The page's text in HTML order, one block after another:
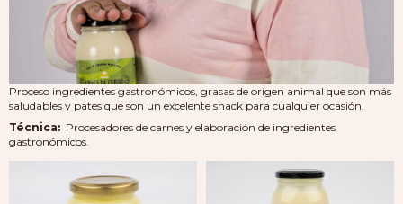
Proceso ingredientes gastronómicos, grasas de origen animal que son más
saludables y pates que son un excelente snack para cualquier ocasión.
Técnica: Procesadores de carnes y elaboración de ingredientes
gastronómicos.